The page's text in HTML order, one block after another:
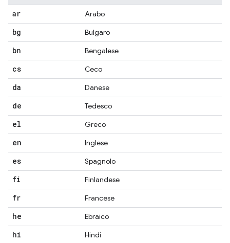
ar Arabo
bg Bulgaro
bn Bengalese
cs Ceco
da Danese
de Tedesco
el Greco
en Inglese
es Spagnolo
fi Finlandese
fr Francese
he Ebraico
hi Hindi